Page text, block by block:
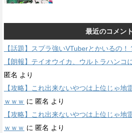
最近のコメント
【話題】スプラ強いVTuberとかいるの！
【朗報】テイオウイカ、ウルトラハンコ
匿名 より
【攻略】これ出来ないやつは上位じゃ地
ｗｗｗ に 匿名 より
【攻略】これ出来ないやつは上位じゃ地
ｗｗｗ に 匿名 より